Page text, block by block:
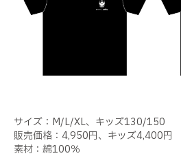
サイズ：M/L/XL、キッズ130/150
販売価格：4,950円、キッズ4,400円
素材：綿100％